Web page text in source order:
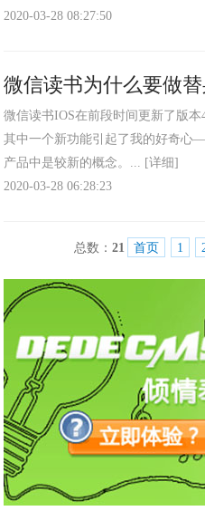
2020-03-28 08:27:50
微信读书为什么要做替
微信读书IOS在前段时间更新了版本
其中一个新功能引起了我的好奇
产品中是较新的概念。... [详细]
2020-03-28 06:28:23
总数： 21 首页 1